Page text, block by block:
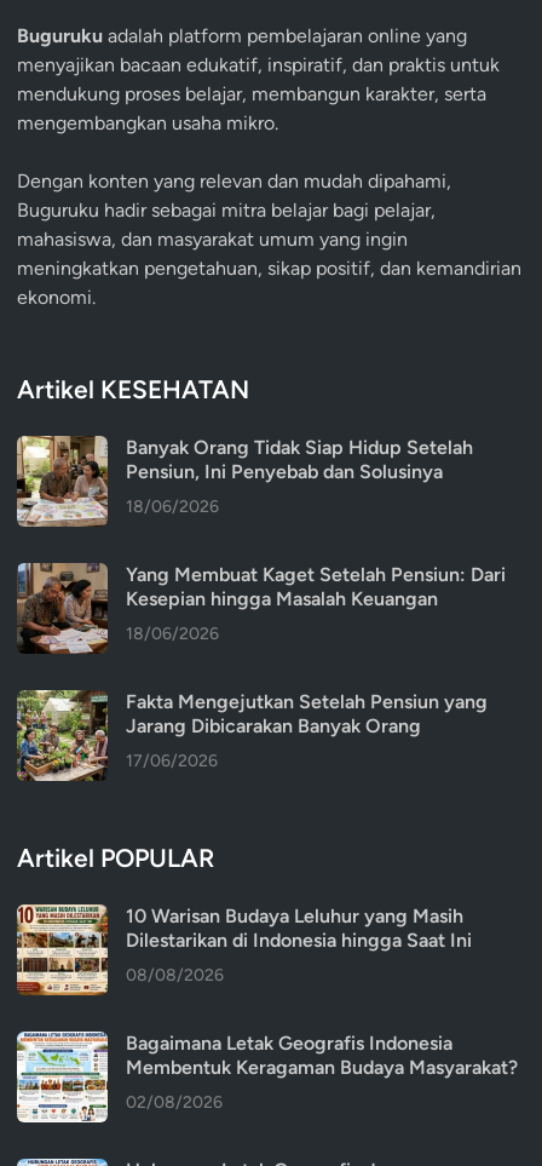
Buguruku adalah platform pembelajaran online yang
menyajikan bacaan edukatif, inspiratif, dan praktis untuk
mendukung proses belajar, membangun karakter, serta
mengembangkan usaha mikro.
Dengan konten yang relevan dan mudah dipahami,
Buguruku hadir sebagai mitra belajar bagi pelajar,
mahasiswa, dan masyarakat umum yang ingin
meningkatkan pengetahuan, sikap positif, dan kemandirian
ekonomi.
Artikel KESEHATAN
Banyak Orang Tidak Siap Hidup Setelah
Pensiun, Ini Penyebab dan Solusinya
18/06/2026
Yang Membuat Kaget Setelah Pensiun: Dari
Kesepian hingga Masalah Keuangan
18/06/2026
Fakta Mengejutkan Setelah Pensiun yang
Jarang Dibicarakan Banyak Orang
17/06/2026
Artikel POPULAR
10 Warisan Budaya Leluhur yang Masih
Dilestarikan di Indonesia hingga Saat Ini
08/08/2026
Bagaimana Letak Geografis Indonesia
Membentuk Keragaman Budaya Masyarakat?
02/08/2026